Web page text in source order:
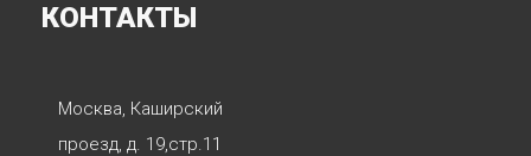
КОНТАКТЫ
Москва, Каширский
проезд, д. 19,стр.11